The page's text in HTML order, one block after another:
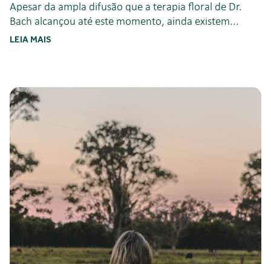
Apesar da ampla difusão que a terapia floral de Dr.
Bach alcançou até este momento, ainda existem...
LEIA MAIS